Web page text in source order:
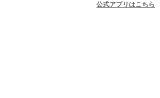
​公式アプリはこちら